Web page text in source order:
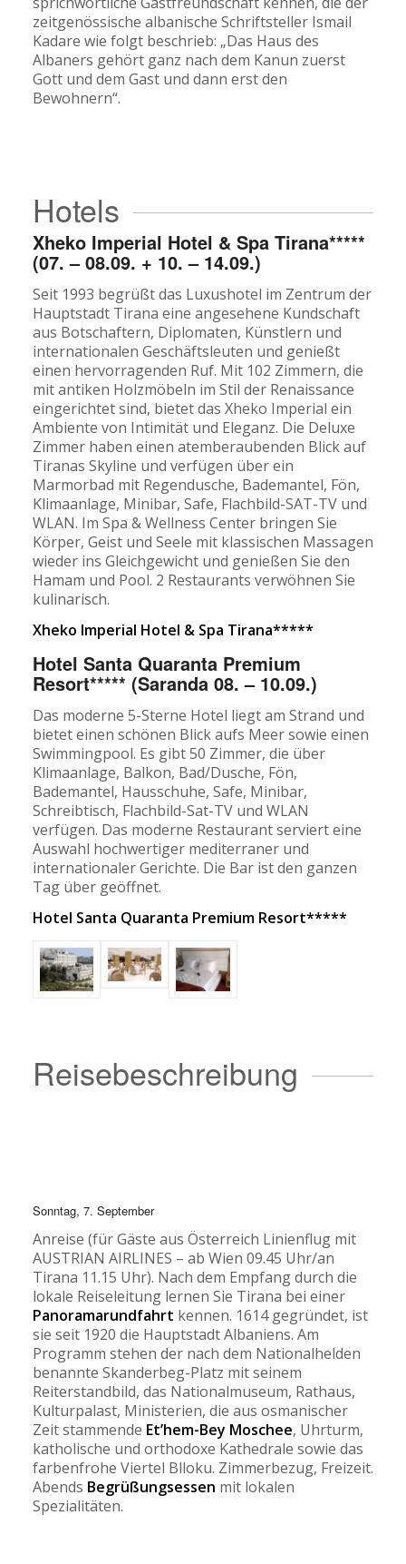
zeitgenössische albanische Schriftsteller Ismail
Kadare wie folgt beschrieb: „Das Haus des
Albaners gehört ganz nach dem Kanun zuerst
Gott und dem Gast und dann erst den
Bewohnern“.
Hotels
Xheko Imperial Hotel & Spa Tirana*****
(07. – 08.09. + 10. – 14.09.)
Seit 1993 begrüßt das Luxushotel im Zentrum der
Hauptstadt Tirana eine angesehene Kundschaft
aus Botschaftern, Diplomaten, Künstlern und
internationalen Geschäftsleuten und genießt
einen hervorragenden Ruf. Mit 102 Zimmern, die
mit antiken Holzmöbeln im Stil der Renaissance
eingerichtet sind, bietet das Xheko Imperial ein
Ambiente von Intimität und Eleganz. Die Deluxe
Zimmer haben einen atemberaubenden Blick auf
Tiranas Skyline und verfügen über ein
Marmorbad mit Regendusche, Bademantel, Fön,
Klimaanlage, Minibar, Safe, Flachbild-SAT-TV und
WLAN. Im Spa & Wellness Center bringen Sie
Körper, Geist und Seele mit klassischen Massagen
wieder ins Gleichgewicht und genießen Sie den
Hamam und Pool. 2 Restaurants verwöhnen Sie
kulinarisch.
Xheko Imperial Hotel & Spa Tirana*****
Hotel Santa Quaranta Premium
Resort***** (Saranda 08. – 10.09.)
Das moderne 5-Sterne Hotel liegt am Strand und
bietet einen schönen Blick aufs Meer sowie einen
Swimmingpool. Es gibt 50 Zimmer, die über
Klimaanlage, Balkon, Bad/Dusche, Fön,
Bademantel, Hausschuhe, Safe, Minibar,
Schreibtisch, Flachbild-Sat-TV und WLAN
verfügen. Das moderne Restaurant serviert eine
Auswahl hochwertiger mediterraner und
internationaler Gerichte. Die Bar ist den ganzen
Tag über geöffnet.
Hotel Santa Quaranta Premium Resort*****
Reisebeschreibung
Sonntag, 7. September
Anreise (für Gäste aus Österreich Linienflug mit
AUSTRIAN AIRLINES – ab Wien 09.45 Uhr/an
Tirana 11.15 Uhr). Nach dem Empfang durch die
lokale Reiseleitung lernen Sie Tirana bei einer
Panoramarundfahrt kennen. 1614 gegründet, ist
sie seit 1920 die Hauptstadt Albaniens. Am
Programm stehen der nach dem Nationalhelden
benannte Skanderbeg-Platz mit seinem
Reiterstandbild, das Nationalmuseum, Rathaus,
Kulturpalast, Ministerien, die aus osmanischer
Zeit stammende Et’hem-Bey Moschee, Uhrturm,
katholische und orthodoxe Kathedrale sowie das
farbenfrohe Viertel Blloku. Zimmerbezug, Freizeit.
Abends Begrüßungsessen mit lokalen
Spezialitäten.